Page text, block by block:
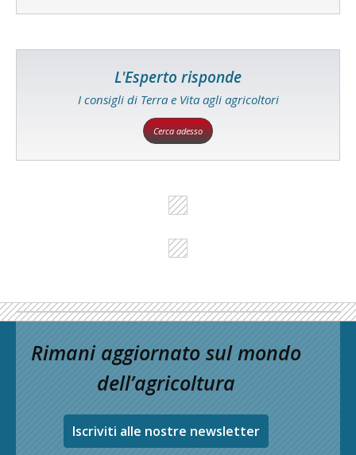
L'Esperto risponde
I consigli di Terra e Vita agli agricoltori
Cerca adesso
Rimani aggiornato sul mondo
dell’agricoltura
Iscriviti alle nostre newsletter